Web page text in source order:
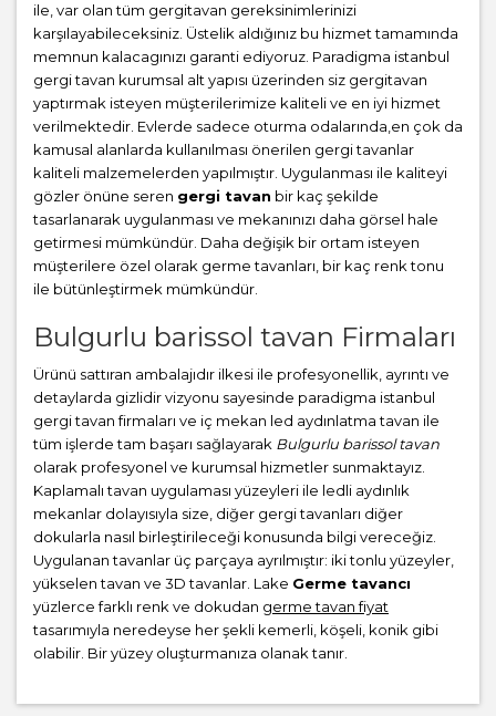
ile, var olan tüm gergitavan gereksinimlerinizi
karşılayabileceksiniz. Üstelik aldığınız bu hizmet tamamında
memnun kalacagınızı garanti ediyoruz. Paradigma istanbul
gergi tavan kurumsal alt yapısı üzerinden siz gergitavan
yaptırmak isteyen müşterilerimize kaliteli ve en iyi hizmet
verilmektedir. Evlerde sadece oturma odalarında,en çok da
kamusal alanlarda kullanılması önerilen gergi tavanlar
kaliteli malzemelerden yapılmıştır. Uygulanması ile kaliteyi
gözler önüne seren gergi tavan bir kaç şekilde
tasarlanarak uygulanması ve mekanınızı daha görsel hale
getirmesi mümkündür. Daha değişik bir ortam isteyen
müşterilere özel olarak germe tavanları, bir kaç renk tonu
ile bütünleştirmek mümkündür.
Bulgurlu barissol tavan Firmaları
Ürünü sattıran ambalajıdır ilkesi ile profesyonellik, ayrıntı ve
detaylarda gizlidir vizyonu sayesinde paradigma istanbul
gergi tavan firmaları ve iç mekan led aydınlatma tavan ile
tüm işlerde tam başarı sağlayarak Bulgurlu barissol tavan
olarak profesyonel ve kurumsal hizmetler sunmaktayız.
Kaplamalı tavan uygulaması yüzeyleri ile ledli aydınlık
mekanlar dolayısıyla size, diğer gergi tavanları diğer
dokularla nasıl birleştirileceği konusunda bilgi vereceğiz.
Uygulanan tavanlar üç parçaya ayrılmıştır: iki tonlu yüzeyler,
yükselen tavan ve 3D tavanlar. Lake Germe tavancı
yüzlerce farklı renk ve dokudan germe tavan fiyat
tasarımıyla neredeyse her şekli kemerli, köşeli, konik gibi
olabilir. Bir yüzey oluşturmanıza olanak tanır.